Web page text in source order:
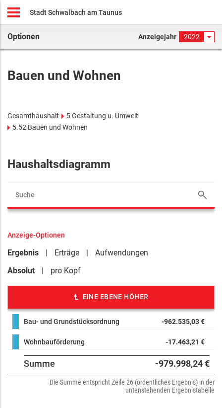
Stadt Schwalbach am Taunus
Optionen Anzeigejahr 2022
Bauen und Wohnen
Gesamthaushalt
5 Gestaltung u. Umwelt
5.52 Bauen und Wohnen
Haushaltsdiagramm
Anzeige-Optionen
Ergebnis Erträge
Aufwendungen
Absolut
pro Kopf
EINE EBENE HÖHER
Bau- und Grundstücksordnung -962.535,03 €
Wohnbauförderung -17.463,21 €
Summe -979.998,24 €
Die Summe entspricht Zeile 26 (ordentliches Ergebnis) in der
untenstehenden Ergebnistabelle